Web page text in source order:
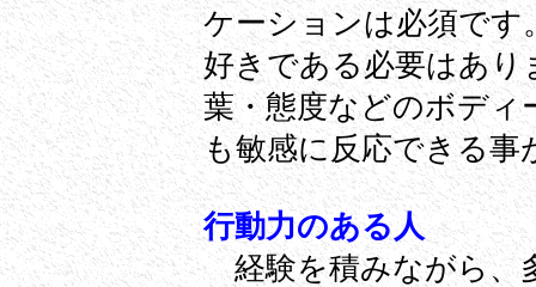
ケーションは必須で
好きである必要はあり
葉・態度などのボディ
も敏感に反応できる事
行動力のある人
経験を積みながら、